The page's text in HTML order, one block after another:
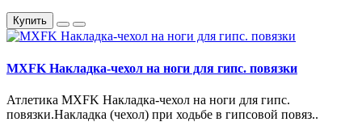
Купить
MXFK Накладка-чехол на ноги для гипс. повязки
Атлетика MXFK Накладка-чехол на ноги для гипс.
повязки.Накладка (чехол) при ходьбе в гипсовой повяз..